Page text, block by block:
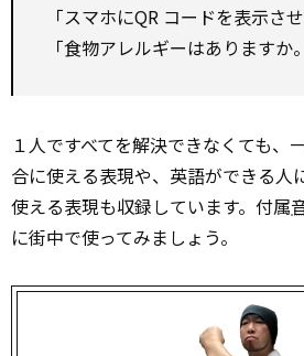
「スマホにQR コードを表示さ
「食物アレルギーはありますか
１人ですべてを解決できなくても、
合に使える表現や、英語ができる人
使える表現も収録しています。付属
に街中で使ってみましょう。